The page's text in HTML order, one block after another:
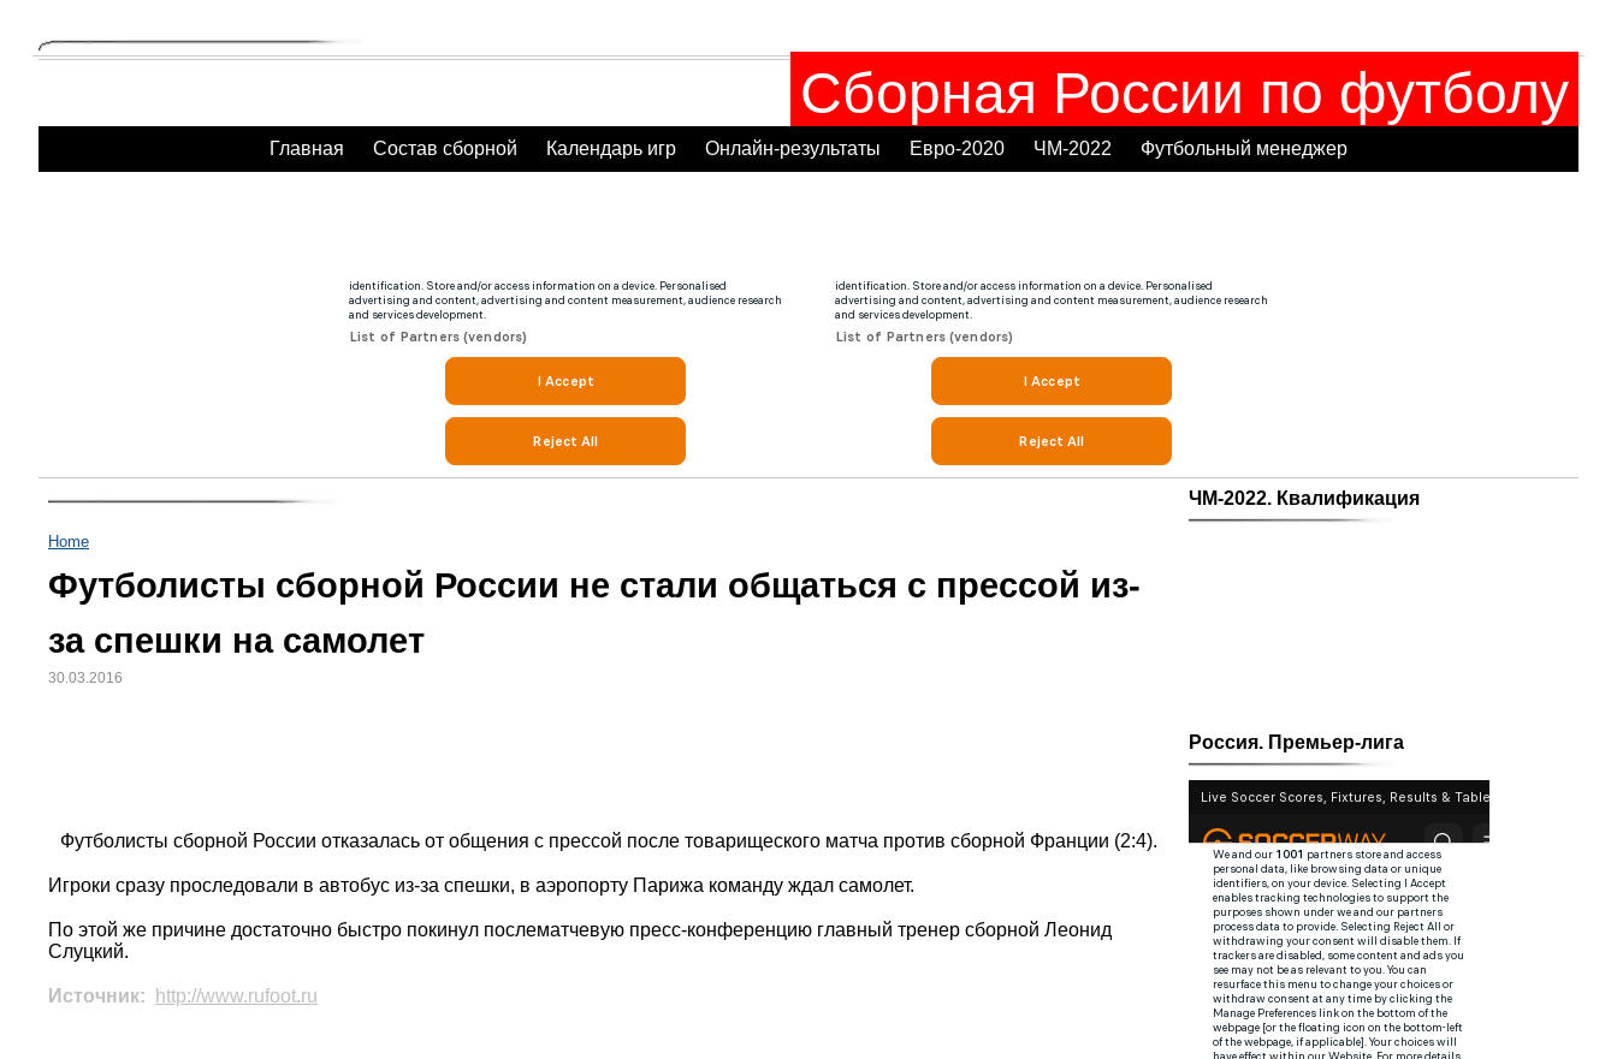
Сборная России по футболу
Главная Состав сборной Календарь игр Онлайн-результаты Евро-2020 ЧМ-2022 Футбольный менеджер
Home
Футболисты сборной России не стали общаться с прессой из-
за спешки на самолет
30.03.2016
Футболисты сборной России отказалась от общения с прессой после товарищеского матча против сборной Франции (2:4).
Игроки сразу проследовали в автобус из-за спешки, в аэропорту Парижа команду ждал самолет.
По этой же причине достаточно быстро покинул послематчевую пресс-конференцию главный тренер сборной Леонид
Слуцкий.
Источник: http://www.rufoot.ru
ЧМ-2022. Квалификация
Россия. Премьер-лига